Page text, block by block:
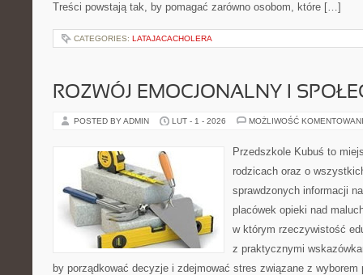
Treści powstają tak, by pomagać zarówno osobom, które […]
CATEGORIES: LATAJACACHOLERA
ROZWÓJ EMOCJONALNY I
POSTED BY ADMIN LUT - 1 - 2026 MOŻLIWOŚĆ
Przedszkole Kubuś to
rodzicach oraz o
sprawdzonych informacji
placówek opieki nad
w którym rzeczywistość
z praktycznymi
by porządkować decyzje i zdejmować stres związane z